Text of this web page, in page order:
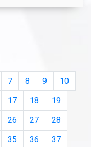
7 8 9
10
17 18
19
26 27
28
35 36
37